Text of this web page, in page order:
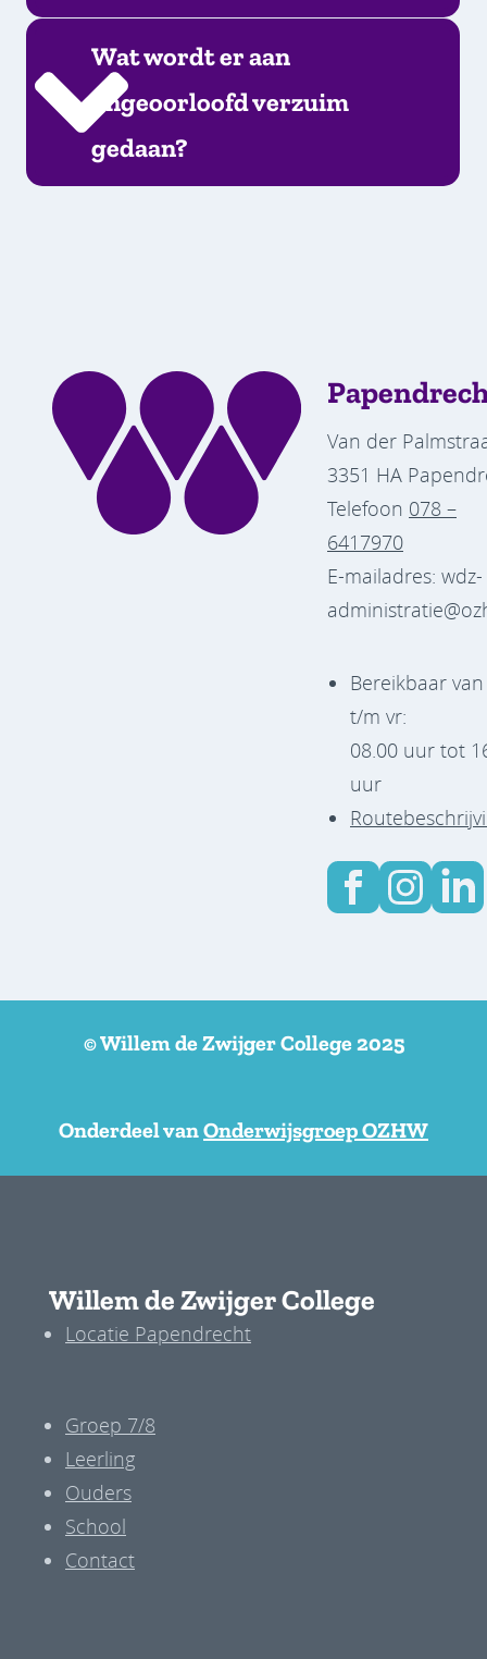
Wat wordt er aan
ongeoorloofd verzuim
gedaan?
Van der
3351 HA
Telefoon 078 –
6417970
E-mailadres: wdz-
Bereikbaar
t/m vr:
08.00 uur tot
uur
© Willem de Zwijger College 2025
Onderdeel vanOnderwijsgroep OZHW
Willem de Zwijger College
Locatie Papendrecht
Groep 7/8
Leerling
Ouders
School
Contact